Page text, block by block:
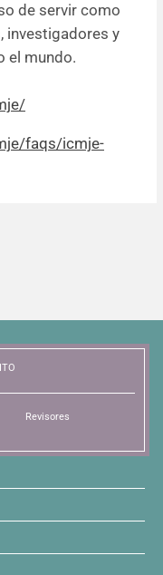
de servir como
investigadores y
el mundo.
faqs/icmje-
Revisores